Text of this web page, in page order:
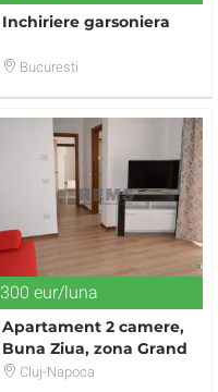
Inchiriere garsoniera
Bucuresti
300 eur/luna
Apartament 2 camere,
Buna Ziua, zona Grand
Hotel Italia
Cluj-Napoca